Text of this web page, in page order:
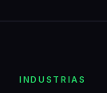
INDUSTRIAS